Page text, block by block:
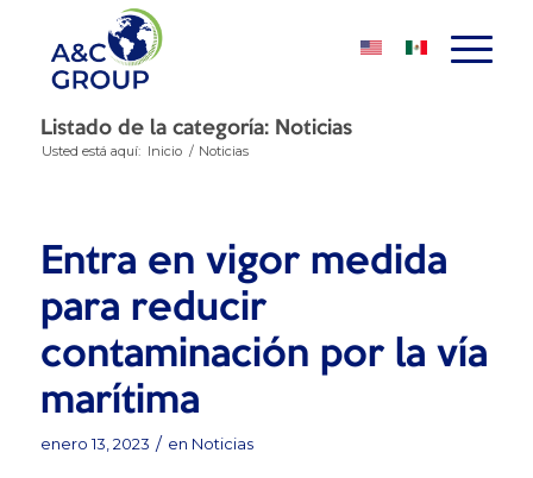
Listado de la categoría: Noticias
Usted está aquí: Inicio / Noticias
Entra en vigor medida
para reducir
contaminación por la vía
marítima
enero 13, 2023 / en Noticias